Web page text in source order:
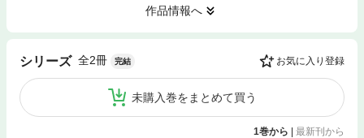
作品情報へ
シリーズ 全2冊 完結 お気に入り登録
未購入巻をまとめて買う
1巻から | 最新刊から